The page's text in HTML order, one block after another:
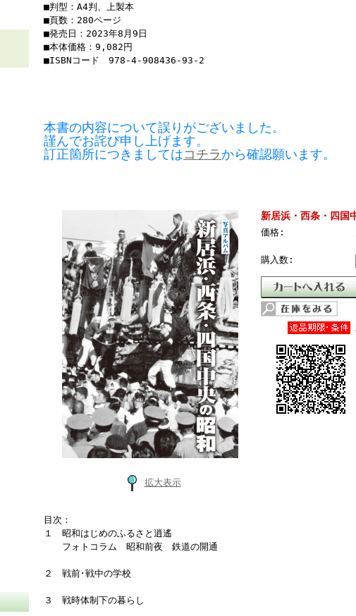
■判型：A4判、上製本
■頁数：280ページ
■発売日：2023年8月9日
■本体価格：9,082円
■ISBNコード 978-4-908436-93-2
本書の内容について誤りがございました。
謹んでお詫び申し上げます。
訂正箇所につきましてはコチラから確認願います。
拡大表示
新居浜・西条・四国
価格:
購入数:
目次：
１ 昭和はじめのふるさと逍遙
フォトコラム 昭和前夜 鉄道の開通
２ 戦前･戦中の学校
３ 戦時体制下の暮らし